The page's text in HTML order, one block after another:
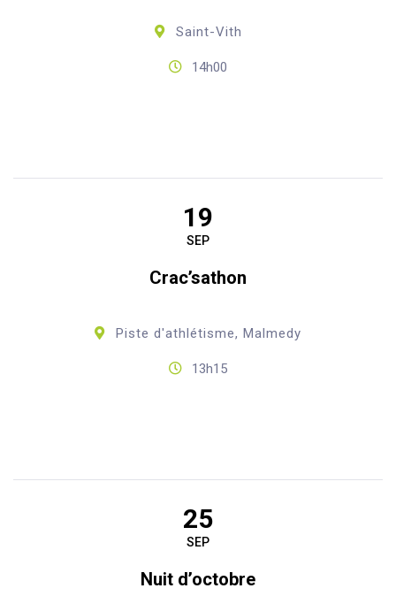
Saint-Vith
14h00
19
SEP
Crac’sathon
Piste d'athlétisme, Malmedy
13h15
25
SEP
Nuit d’octobre